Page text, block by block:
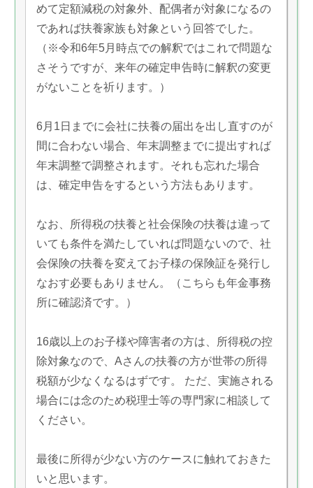
めて定額減税の対象外、配偶者が対象になるの
であれば扶養家族も対象という回答でした。
（※令和6年5月時点での解釈ではこれで問題な
さそうですが、来年の確定申告時に解釈の変更
がないことを祈ります。）
6月1日までに会社に扶養の届出を出し直すのが
間に合わない場合、年末調整までに提出すれば
年末調整で調整されます。それも忘れた場合
は、確定申告をするという方法もあります。
なお、所得税の扶養と社会保険の扶養は違って
いても条件を満たしていれば問題ないので、社
会保険の扶養を変えてお子様の保険証を発行し
なおす必要もありません。（こちらも年金事務
所に確認済です。）
16歳以上のお子様や障害者の方は、所得税の控
除対象なので、Aさんの扶養の方が世帯の所得
税額が少なくなるはずです。 ただ、実施される
場合には念のため税理士等の専門家に相談して
ください。
最後に所得が少ない方のケースに触れておきた
いと思います。